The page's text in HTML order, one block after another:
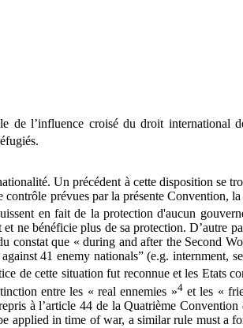
de l’influence croisé du droit international
Un précédent à cette disposition se
prévues par la présente Convention, la
en fait de la protection d'aucun
ne bénéficie plus de sa protection. D’autre
constat que « during and after the Second
41 enemy nationals” (e.g. internment,
de cette situation fut reconnue et les Etats
entre les « real ennemies »4et les «
à l’article 44 de la Quatrième Convention
applied in time of war, a similar rule must a